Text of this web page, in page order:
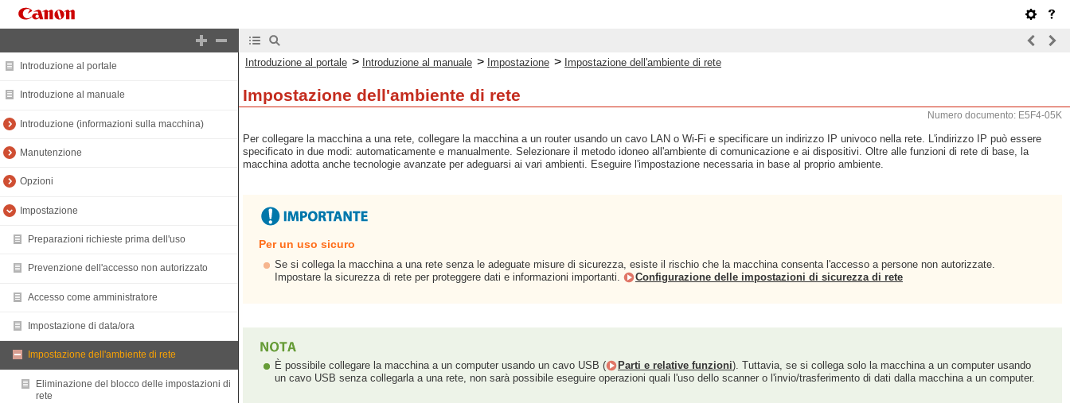
Introduzione al portale
Introduzione al manuale
Introduzione (informazioni sulla macchina)
Manutenzione
Opzioni
Impostazione
Preparazioni richieste prima dell'uso
Prevenzione dell'accesso non autorizzato
Accesso come amministratore
Impostazione di data/ora
Impostazione dell'ambiente di rete
Eliminazione del blocco delle impostazioni di
rete
Introduzione al portale > Introduzione al manuale > Impostazione > Impostazione dell'ambiente di rete
Impostazione dell'ambiente di rete
Numero documento: E5F4-05K
Per collegare la macchina a una rete, collegare la macchina a un router usando un cavo LAN o Wi-Fi e specificare un indirizzo IP univoco nella rete. L'indirizzo IP può essere
specificato in due modi: automaticamente e manualmente. Selezionare il metodo idoneo all'ambiente di comunicazione e ai dispositivi. Oltre alle funzioni di rete di base, la
macchina adotta anche tecnologie avanzate per adeguarsi ai vari ambienti. Eseguire l'impostazione necessaria in base al proprio ambiente.
Per un uso sicuro
Se si collega la macchina a una rete senza le adeguate misure di sicurezza, esiste il rischio che la macchina consenta l'accesso a persone non autorizzate.
Impostare la sicurezza di rete per proteggere dati e informazioni importanti.
Configurazione delle impostazioni di sicurezza di rete
È possibile collegare la macchina a un computer usando un cavo USB ( Parti e relative funzioni). Tuttavia, se si collega solo la macchina a un computer usando
un cavo USB senza collegarla a una rete, non sarà possibile eseguire operazioni quali l'uso dello scanner o l'invio/trasferimento di dati dalla macchina a un computer.